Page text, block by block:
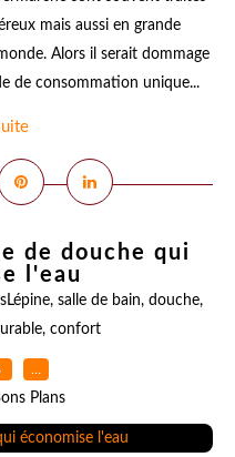
mais aussi en grande
Alors il serait dommage
de consommation unique...
de douche qui
l'eau
, salle de bain, douche,
, confort
…
Plans